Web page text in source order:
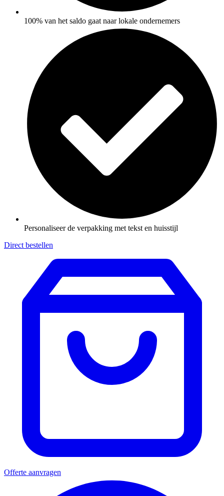
100% van het saldo gaat naar lokale ondernemers
Personaliseer de verpakking met tekst en huisstijl
Direct bestellen
Offerte aanvragen